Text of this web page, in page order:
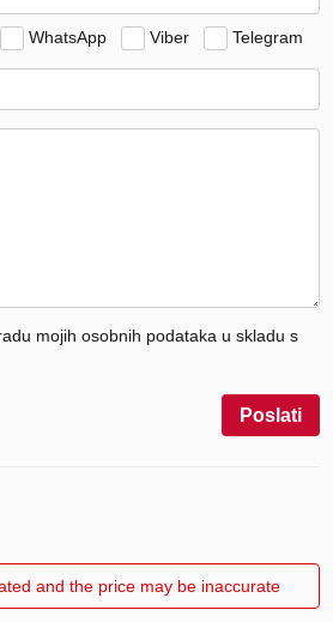
WhatsApp Viber Telegram
mojih osobnih podataka u skladu s
Poslati
and the price may be inaccurate